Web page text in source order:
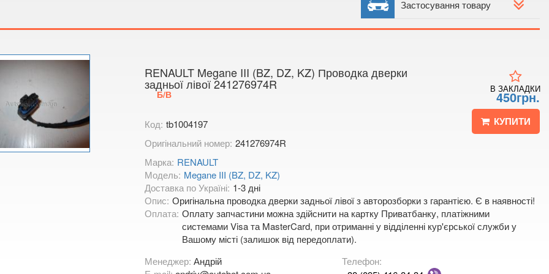
Застосування товару
RENAULT Megane III (BZ, DZ, KZ) Проводка дверки
задньої лівої 241276974R
Б/В 450грн.
КУПИТИ
В ЗАКЛАДКИ
Код: tb1004197
Оригінальний номер: 241276974R
Марка: RENAULT
Модель: Megane III (BZ, DZ, KZ)
Доставка по Україні: 1-3 дні
Опис: Оригінальна проводка дверки задньої лівої з авторозборки з гарантією. Є в наявності!
Оплата: Оплату запчастини можна здійснити на картку Приватбанку, платіжними
системами Visa та MasterCard, при отриманні у відділенні кур'єрської служби у
Вашому місті (залишок від передоплати).
Менеджер: Андрій
Телефон: